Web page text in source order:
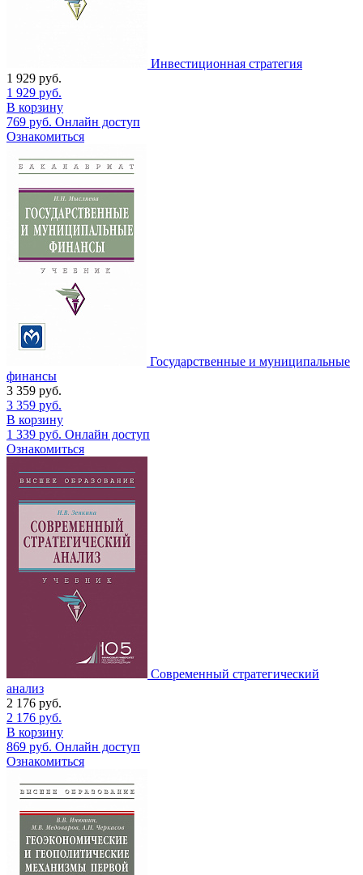
Инвестиционная стратегия
1 929 руб.
1 929 руб.
В корзину
769 руб. Онлайн доступ
Ознакомиться
Государственные и муниципальные
финансы
3 359 руб.
3 359 руб.
В корзину
1 339 руб. Онлайн доступ
Ознакомиться
Современный стратегический
анализ
2 176 руб.
2 176 руб.
В корзину
869 руб. Онлайн доступ
Ознакомиться